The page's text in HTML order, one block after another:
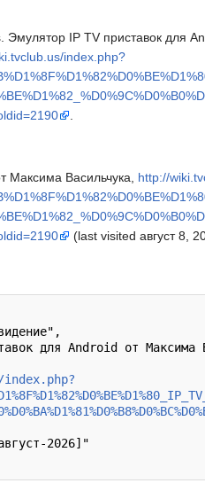
IP TV приставок для
index.php?
Максима Васильчука, http://
(last visited август 8,